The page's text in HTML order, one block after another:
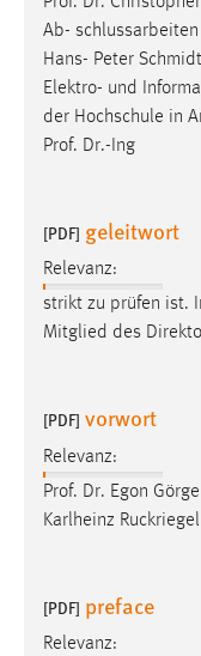
Ab-
Hans- Peter
Elektro- und
der Hochschule in
Prof. Dr.-Ing
[PDF] geleitwort
Relevanz:
strikt zu prüfen ist.
Mitglied des
[PDF] vorwort
Relevanz:
Prof. Dr. Egon
Karlheinz Ruckriegel
[PDF] preface
Relevanz:
Conversion-
Cookie Laufzeit:
3 Monate
_fbp
Facebook
Cookie Laufzeit:
3 Monate
Plattformen
externen Medien